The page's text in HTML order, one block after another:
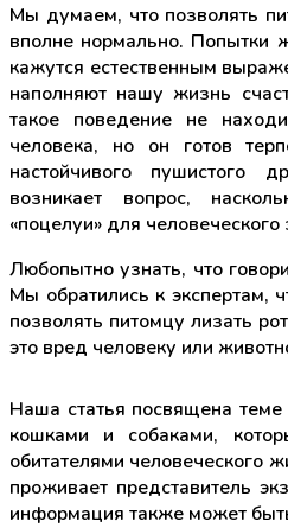
Мы думаем, что позволять
вполне нормально. Попытки
кажутся естественным
наполняют нашу жизнь
такое поведение не
человека, но он готов
настойчивого пушистого
возникает вопрос,
«поцелуи» для
Любопытно узнать, что
Мы обратились к экспертам,
позволять питомцу лизать
это вред человеку или
Наша статья посвящена
кошками и собаками,
обитателями человеческого
проживает представитель
информация также может